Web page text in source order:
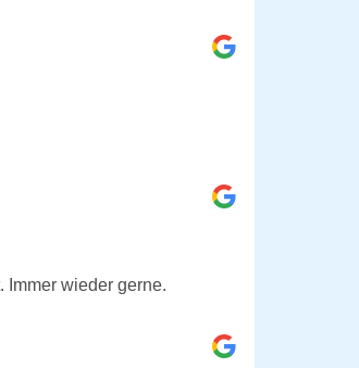
Immer wieder gerne.